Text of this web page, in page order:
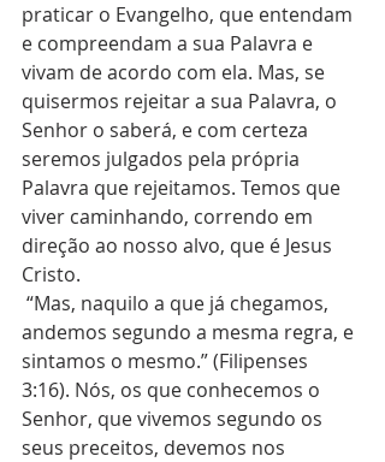
praticar o Evangelho, que entendam
e compreendam a sua Palavra e
vivam de acordo com ela. Mas, se
quisermos rejeitar a sua Palavra, o
Senhor o saberá, e com certeza
seremos julgados pela própria
Palavra que rejeitamos. Temos que
viver caminhando, correndo em
direção ao nosso alvo, que é Jesus
Cristo.
“Mas, naquilo a que já chegamos,
andemos segundo a mesma regra, e
sintamos o mesmo.” (Filipenses
3:16). Nós, os que conhecemos o
Senhor, que vivemos segundo os
seus preceitos, devemos nos